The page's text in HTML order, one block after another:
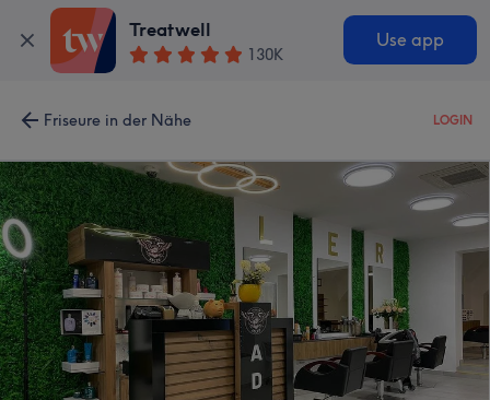
Treatwell
130K
Use app
Friseure in der Nähe LOGIN